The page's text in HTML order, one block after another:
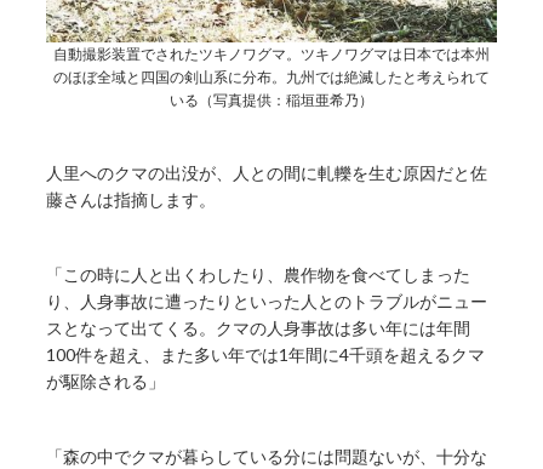
自動撮影装置でされたツキノワグマ。ツキノワグマは日本では本州
のほぼ全域と四国の剣山系に分布。九州では絶滅したと考えられて
いる（写真提供：稲垣亜希乃）
人里へのクマの出没が、人との間に軋轢を生む原因だと佐
藤さんは指摘します。
「この時に人と出くわしたり、農作物を食べてしまった
り、人身事故に遭ったりといった人とのトラブルがニュー
スとなって出てくる。クマの人身事故は多い年には年間
100件を超え、また多い年では1年間に4千頭を超えるクマ
が駆除される」
「森の中でクマが暮らしている分には問題ないが、十分な